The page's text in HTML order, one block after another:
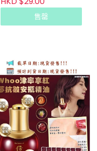
售罄